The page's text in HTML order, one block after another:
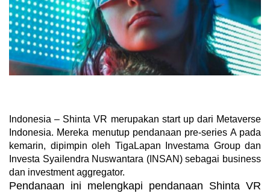
Indonesia – Shinta VR merupakan start up dari Metaverse
Indonesia. Mereka menutup pendanaan pre-series A pada
kemarin, dipimpin oleh TigaLapan Investama Group dan
Investa Syailendra Nuswantara (INSAN) sebagai business
dan investment aggregator.
Pendanaan ini melengkapi pendanaan Shinta VR